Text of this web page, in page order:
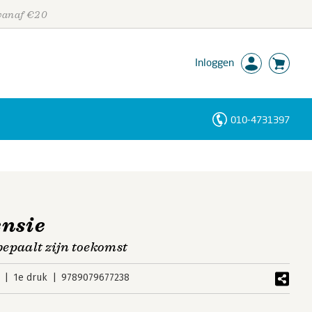
€20
Inloggen
010-4731397
zijn toekomst
1e druk 9789079677238
Personen